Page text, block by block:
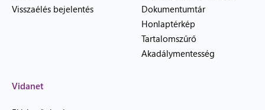
Visszaélés bejelentés
Dokumentumtár
Honlaptérkép
Tartalomszűrő
Akadálymentesség
Vidanet